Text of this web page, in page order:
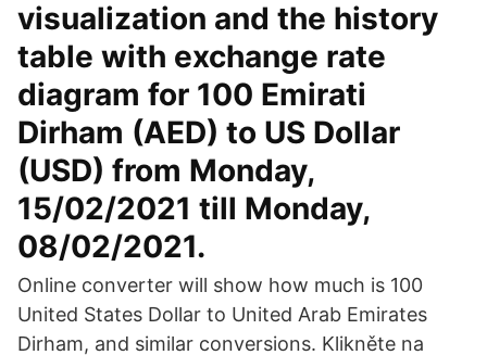
visualization and the history
table with exchange rate
diagram for 100 Emirati
Dirham (AED) to US Dollar
(USD) from Monday,
15/02/2021 till Monday,
08/02/2021.
Online converter will show how much is 100
United States Dollar to United Arab Emirates
Dirham, and similar conversions. Klikněte na